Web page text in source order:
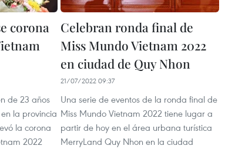
corona
de 23 años
la provincia
la corona
2022
Celebran ronda final de
Miss Mundo Vietnam 2022
en ciudad de Quy Nhon
21/07/2022 09:37
Una serie de eventos de la ronda final de
Miss Mundo Vietnam 2022 tiene lugar a
partir de hoy en el área urbana turística
MerryLand Quy Nhon en la ciudad